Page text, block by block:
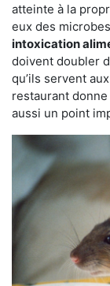
atteinte à la
eux des
intoxication
doivent doubler
qu’ils servent
restaurant
aussi un point